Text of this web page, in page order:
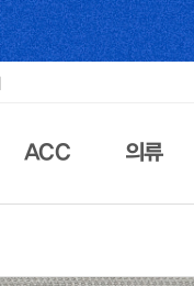
ACC 의류